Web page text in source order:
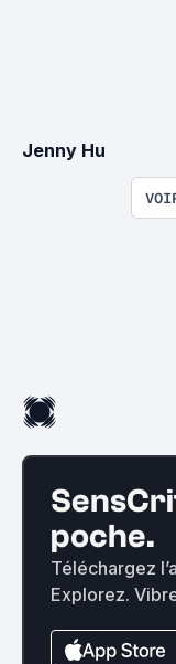
Jenny Hu
poche.
Téléchargez
Explorez.